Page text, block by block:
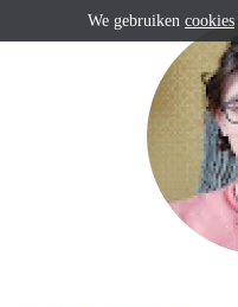
We gebruiken cookies